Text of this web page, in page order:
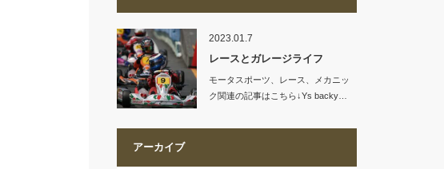
2023.01.7
レースとガレージライフ
モータスポーツ、レース、メカニッ
ク関連の記事はこちら↓Ys backy…
アーカイブ